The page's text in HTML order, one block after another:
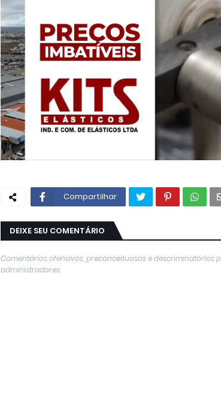
Compartilhar
DEIXE SEU COMENTÁRIO
Comentários ofensivos, preconceituosos e descriminatórios
administradores.